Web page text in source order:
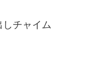
しチャイム